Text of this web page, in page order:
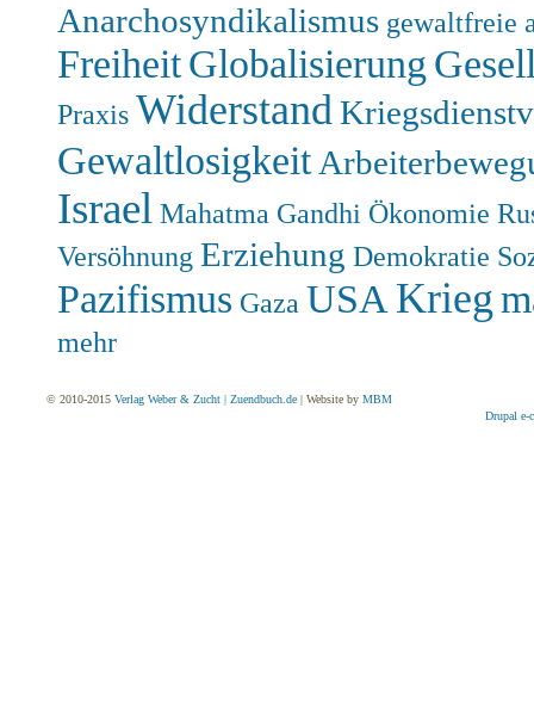
Anarchosyndikalismus gewaltfreie
FreiheitGlobalisierung
Praxis Widerstand
Gewaltlosigkeit
Israel Mahatma Gandhi Ökonomie
Versöhnung Erziehung Demokratie
Pazifismus Gaza USA Krieg
mehr
© 2010-2015Verlag Weber & Zucht | Zuendbuch.de | Website byMBM
Drupal e-